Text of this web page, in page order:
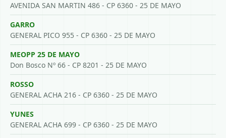
AVENIDA SAN MARTIN 486 - CP 6360 - 25 DE MAYO
GARRO
GENERAL PICO 955 - CP 6360 - 25 DE MAYO
MEOPP 25 DE MAYO
Don Bosco Nº 66 - CP 8201 - 25 DE MAYO
ROSSO
GENERAL ACHA 216 - CP 6360 - 25 DE MAYO
YUNES
GENERAL ACHA 699 - CP 6360 - 25 DE MAYO